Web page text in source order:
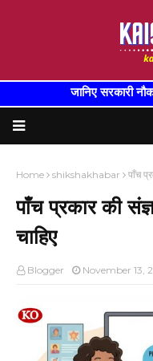
जानिए सरकारी
Home shikshakhabar पाँच
पाँच प्रकार की
चाहिए
Blogger November 13,